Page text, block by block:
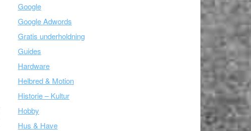
Google
Google Adwords
Gratis underholdning
Guides
Hardware
Helbred & Motion
Historie – Kultur
Hobby
Hus & Have